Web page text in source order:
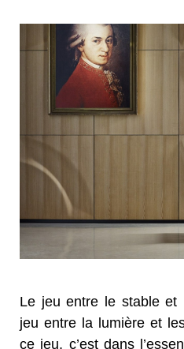
Le jeu entre le stable et
jeu entre la lumière et
ce jeu, c’est dans